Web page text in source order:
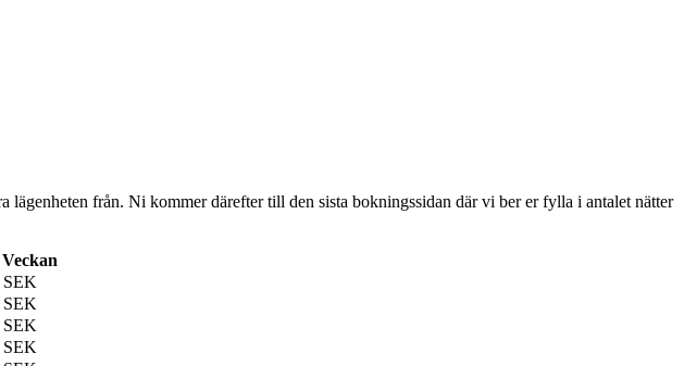
från. Ni kommer därefter till den sista bokningssidan där vi ber er fylla i antalet nätter
SEK
SEK
SEK
SEK